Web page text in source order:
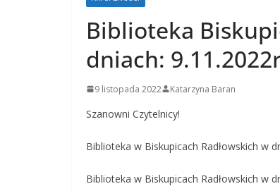
Biblioteka
dniach:
9 listopada 2022 Katarzyna Baran
Szanowni Czytelnicy!
Biblioteka w Biskupicach Radłowskich w
Biblioteka w Biskupicach Radłowskich w